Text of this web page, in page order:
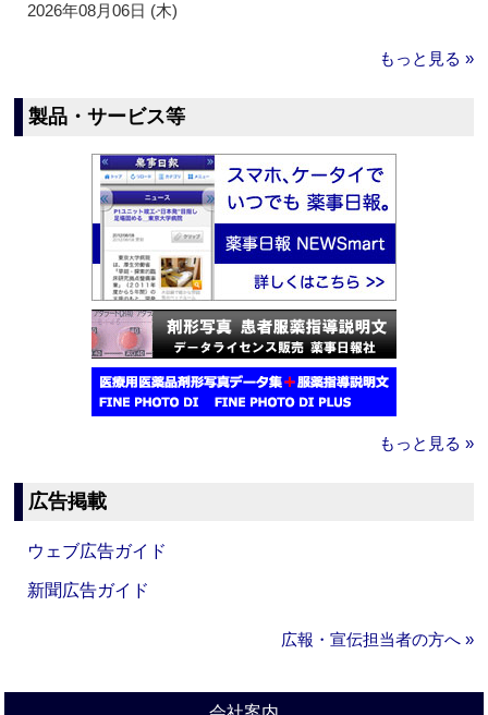
2026年08月06日 (木)
もっと見る »
製品・サービス等
もっと見る »
広告掲載
ウェブ広告ガイド
新聞広告ガイド
広報・宣伝担当者の方へ »